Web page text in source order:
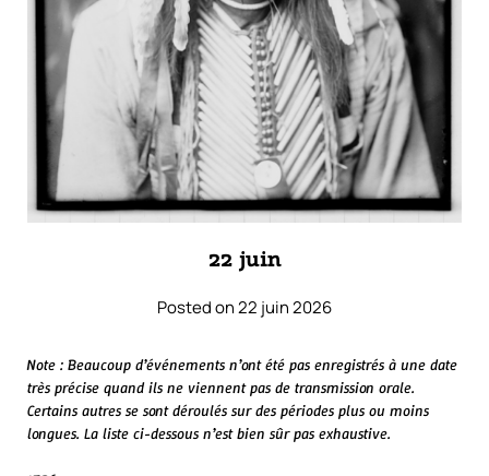
22 juin
Posted on 22 juin 2026
Note : Beaucoup d’événements n’ont été pas enregistrés à une date
très précise quand ils ne viennent pas de transmission orale.
Certains autres se sont déroulés sur des périodes plus ou moins
longues. La liste ci-dessous n’est bien sûr pas exhaustive.